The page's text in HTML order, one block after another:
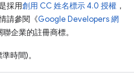
採用創用 CC 姓名標示 4.0 授權 ，
請參閱《Google Developers 網
企業的註冊商標。
時間)。